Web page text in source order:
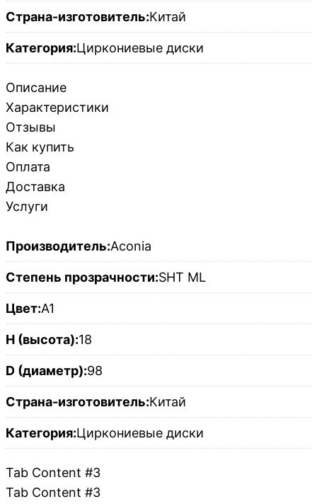
Страна-изготовитель:Китай
Категория:Циркониевые диски
Описание
Характеристики
Отзывы
Как купить
Оплата
Доставка
Услуги
Производитель:Aconia
Степень прозрачности:SHT ML
Цвет:A1
H (высота):18
D (диаметр):98
Страна-изготовитель:Китай
Категория:Циркониевые диски
Tab Content #3
Tab Content #3